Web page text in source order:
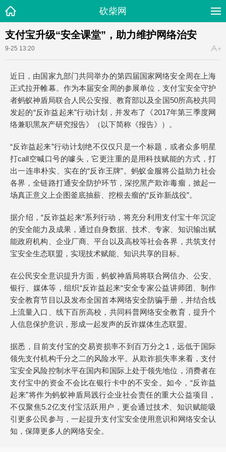
砍柴网
支付宝升级“安全课堂”，助力维护网络治安
9-25 13:20
近日，由国家九部门共同举办的第四届国家网络安全周在上海
正式拉开帷幕。作为本届安全周的参展单位，支付宝安全守护
者蚂蚁神盾局联合人民公安报、教育部以及全国50所高校共同
发起的“反诈益起来”行动计划，并发布了《2017年第三季度网
络兼职黑灰产研究报告》（以下简称《报告》）。
“反诈益起来”行动计划绝不仅仅只是一个标题，或者众多明星
打call空喊口号的噱头，它更注重的是用科技赋能的方式，打
出一连串朴实、实在的“反诈王牌”。蚂蚁金服将公益助力社会
各界，全链路打通安全防护环节，深挖黑产欺诈毒瘤，掀起一
场真正意义上企图釜底抽薪、挖根去瘤的“反诈新战役”。
据介绍，“反诈益起来“系列行动，将充分利用支付宝十年沉淀
的安全能力及成果，通过自身数据、技术、专家、知识输出赋
能政府机构、企业厂商、平台以及高校等社会各界，共筑支付
宝安全生态联盟，实现技术赋能、知识共享的目标。
在公民安全意识提升方面，蚂蚁神盾局将联合网信办、公安、
银行、媒体等，组织“反诈益起来“安全专家公益讲师团、制作
安全教育节目以及发布全国首本网络安全防骗手册，并结合线
上流量入口、线下百所高校，共同科普网络安全教育，提升个
人信息保护意识，形成一起发声的反诈媒体生态联盟。
据悉，目前支付宝的交易资损率不到百万分之1，远低于国际
领先支付机构千分之二的风险水平。从欺诈损失率来看，支付
宝安全风险控制水平在国内和国际上处于领先地位，消费者在
支付宝中的资金不会比在银行卡中的不安全。如今，“反诈益
起来”将作为蚂蚁神盾局践行企业社会责任的重大公益项目，
不仅聚焦5.2亿支付宝活跃用户，更会通过技术、知识赋能吸
引更多公民参与，一起提升支付宝安全使用意识和网络安全认
知，保障更多人的网络安全。